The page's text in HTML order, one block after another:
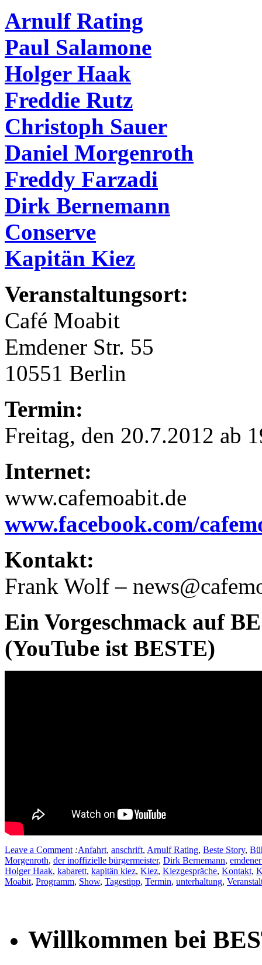
Arnulf Rating
Paul Salamone
Holger Haak
Freddie Rutz
Christoph Sauer
Daniel Morgenroth
Freddy Farzadi
Dirk Bernemann
Conserve
Kapitän Kiez
Veranstaltungsort:
Café Moabit
Emdener Str. 55
10551 Berlin
Termin:
Freitag, den 20.7.2012 ab
Internet:
www.cafemoabit.de
www.facebook.com/
Kontakt:
Frank Wolf –
Ein Vorgeschmack auf
(YouTube ist BESTE)
Leave a Comment :Anfahrt, anschrift, Arnulf Rating, Beste Story,
Morgenroth, der inoffizielle bürgermeister, Dirk Bernemann,
Holger Haak, kabarett, kapitän kiez, Kiez, Kiezgespräche, Kontakt,
Moabit, Programm, Show, Tagestipp, Termin, unterhaltung,
Willkommen bei